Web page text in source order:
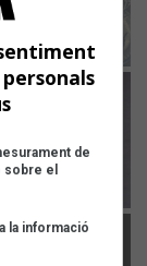
de
sobre el
la informació